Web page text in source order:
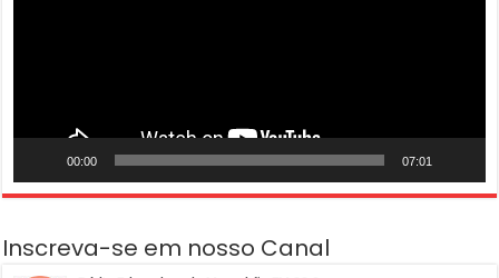
00:00 07:01
Inscreva-se em nosso Canal